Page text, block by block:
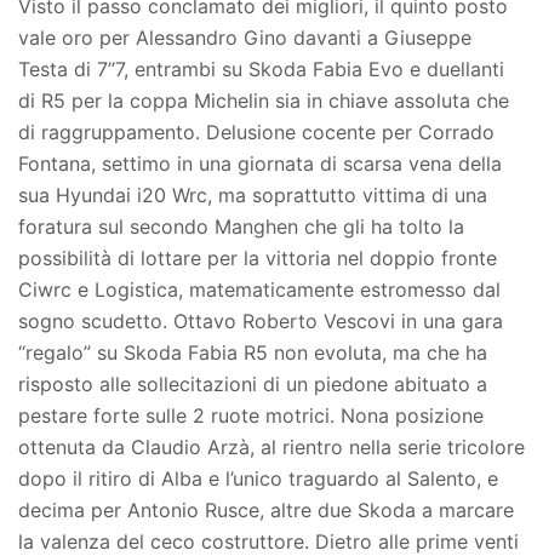
Visto il passo conclamato dei migliori, il quinto posto
vale oro per Alessandro Gino davanti a Giuseppe
Testa di 7’’7, entrambi su Skoda Fabia Evo e duellanti
di R5 per la coppa Michelin sia in chiave assoluta che
di raggruppamento. Delusione cocente per Corrado
Fontana, settimo in una giornata di scarsa vena della
sua Hyundai i20 Wrc, ma soprattutto vittima di una
foratura sul secondo Manghen che gli ha tolto la
possibilità di lottare per la vittoria nel doppio fronte
Ciwrc e Logistica, matematicamente estromesso dal
sogno scudetto. Ottavo Roberto Vescovi in una gara
“regalo” su Skoda Fabia R5 non evoluta, ma che ha
risposto alle sollecitazioni di un piedone abituato a
pestare forte sulle 2 ruote motrici. Nona posizione
ottenuta da Claudio Arzà, al rientro nella serie tricolore
dopo il ritiro di Alba e l’unico traguardo al Salento, e
decima per Antonio Rusce, altre due Skoda a marcare
la valenza del ceco costruttore. Dietro alle prime venti